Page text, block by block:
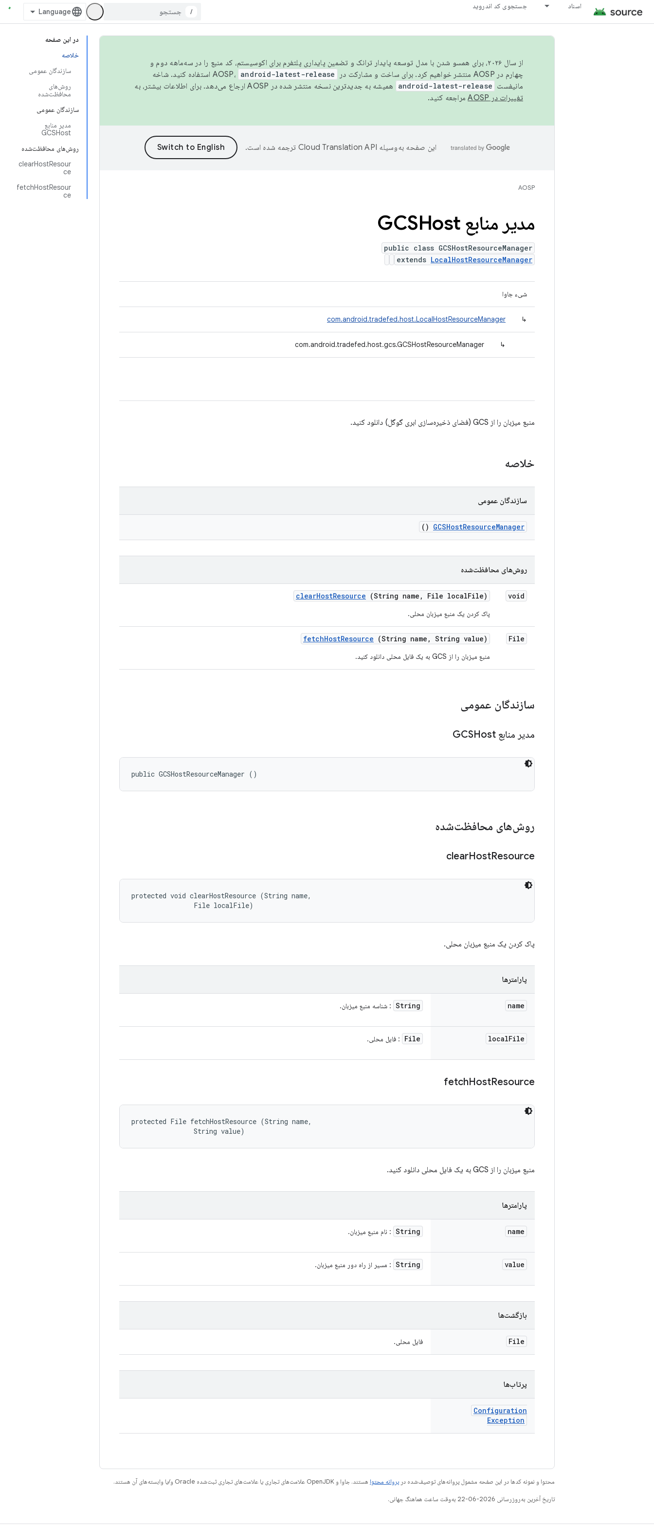
اسناد جستجوی کد اندروید
/
در این صفحه
خلاصه
سازندگان عمومی
روش‌های
محافظت‌شده
سازندگان عمومی
مدیر منابع
GCSHost
روش‌های محافظت‌شده
clearHostResour
ce
fetchHostResour
ce
از سال ۲۰۲۶، برای همسو شدن با مدل توسعه پایدار ترانک و تضمین پایداری پلتفرم برای اکوسیستم، کد منبع را در سه‌ماهه دوم و
چهارم در AOSP منتشر خواهیم کرد. برای ساخت و مشارکت در AOSP،
android-latest-release
استفاده کنید. شاخه
مانیفست android-latest-release
همیشه به جدیدترین نسخه منتشر شده در AOSP ارجاع می‌دهد. برای اطلاعات بیشتر، به
تغییرات در AOSP
مراجعه کنید.
این صفحه به‌وسیله ترجمه شده است.
AOSP
مدیر منابع GCSHost
public class GCSHostResourceManager
extends LocalHostResourceManager
شیء جاوا
↳
com.android.tradefed.host.LocalHostResourceManager
↳
com.android.tradefed.host.gcs.GCSHostResourceManager
منبع میزبان را از GCS (فضای ذخیره‌سازی ابری گوگل) دانلود کنید.
خلاصه
سازندگان عمومی
GCSHostResourceManager
()
روش‌های محافظت‌شده
void
clearHostResource (String name , File localFile)
پاک کردن یک منبع میزبان محلی.
File
fetchHostResource (String name , String value)
منبع میزبان را از GCS به یک فایل محلی دانلود کنید.
سازندگان عمومی
مدیر منابع GCSHost
public GCSHostResourceManager ()
روش‌های محافظت‌شده
clearHostResource
protected void clearHostResource (String name,
                File localFile)
پاک کردن یک منبع میزبان محلی.
پارامترها
name
String : شناسه منبع میزبان.
localFile
File : فایل محلی.
fetchHostResource
protected File fetchHostResource (String name,
                String value)
منبع میزبان را از GCS به یک فایل محلی دانلود کنید.
پارامترها
name
String : نام منبع میزبان.
value
String : مسیر از راه دور منبع میزبان.
بازگشت‌ها
File فایل محلی.
پرتاب‌ها
Configuration
Exception
محتوا و نمونه کدها در این صفحه مشمول پروانه‌های توصیف‌شده در پروانه محتوا هستند. جاوا و OpenJDK علامت‌های تجاری یا علامت‌های تجاری ثبت‌شده Oracle و/یا وابسته‌های آن هستند.
تاریخ آخرین به‌روزرسانی 2026-06-22 به‌وقت ساعت هماهنگ جهانی.